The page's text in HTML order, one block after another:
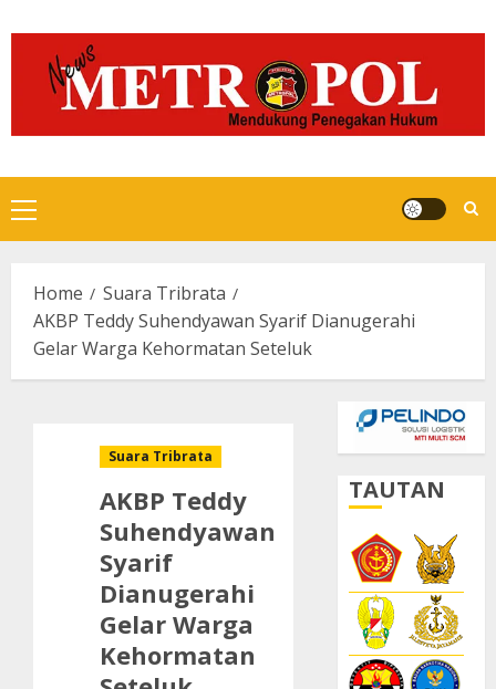
to
content
Primary
Menu
Home
Suara Tribrata
AKBP Teddy Suhendyawan Syarif Dianugerahi
Gelar Warga Kehormatan Seteluk
Suara Tribrata
AKBP Teddy
Suhendyawan
Syarif
Dianugerahi
Gelar Warga
Kehormatan
TAUTAN